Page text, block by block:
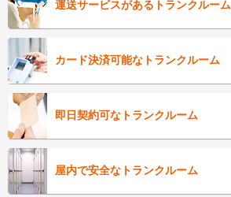
運送サービスがあるトランクルーム
カード決済可能なトランクルーム
即日契約可なトランクルーム
屋内で安全なトランクルーム